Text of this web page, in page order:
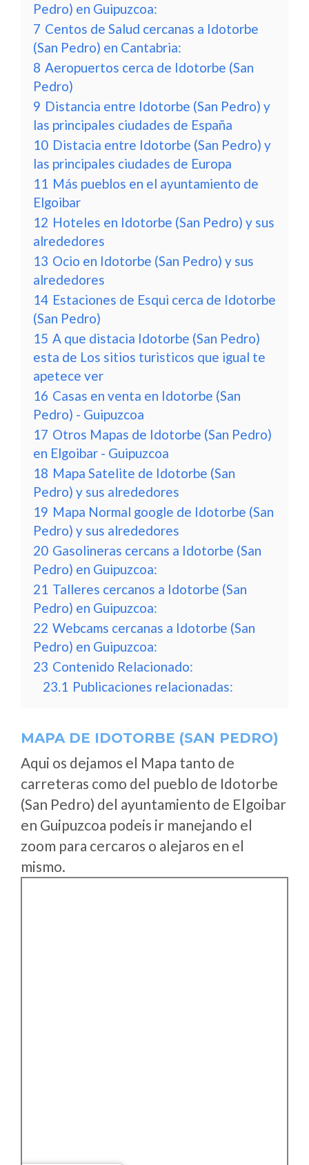
Pedro) en Guipuzcoa:
7 Centos de Salud cercanas a Idotorbe
(San Pedro) en Cantabria:
8 Aeropuertos cerca de Idotorbe (San
Pedro)
9 Distancia entre Idotorbe (San Pedro) y
las principales ciudades de España
10 Distacia entre Idotorbe (San Pedro) y
las principales ciudades de Europa
11 Más pueblos en el ayuntamiento de
Elgoibar
12 Hoteles en Idotorbe (San Pedro) y sus
alrededores
13 Ocio en Idotorbe (San Pedro) y sus
alrededores
14 Estaciones de Esqui cerca de Idotorbe
(San Pedro)
15 A que distacia Idotorbe (San Pedro)
esta de Los sitios turisticos que igual te
apetece ver
16 Casas en venta en Idotorbe (San
Pedro) - Guipuzcoa
17 Otros Mapas de Idotorbe (San Pedro)
en Elgoibar - Guipuzcoa
18 Mapa Satelite de Idotorbe (San
Pedro) y sus alrededores
19 Mapa Normal google de Idotorbe (San
Pedro) y sus alrededores
20 Gasolineras cercans a Idotorbe (San
Pedro) en Guipuzcoa:
21 Talleres cercanos a Idotorbe (San
Pedro) en Guipuzcoa:
22 Webcams cercanas a Idotorbe (San
Pedro) en Guipuzcoa:
23 Contenido Relacionado:
23.1 Publicaciones relacionadas:
MAPA DE IDOTORBE (SAN PEDRO)
Aqui os dejamos el Mapa tanto de
carreteras como del pueblo de Idotorbe
(San Pedro) del ayuntamiento de Elgoibar
en Guipuzcoa podeis ir manejando el
zoom para cercaros o alejaros en el
mismo.